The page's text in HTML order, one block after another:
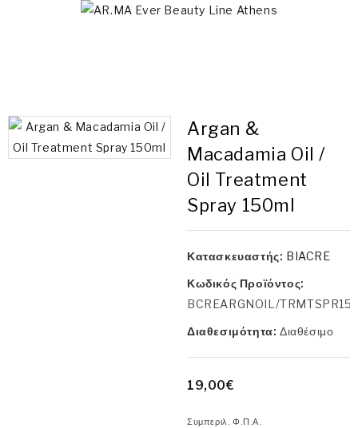
Argan &
Macadamia Oil /
Oil Treatment
Spray 150ml
Κατασκευαστής: BIACRE
Κωδικός Προϊόντος:
BCREARGNOIL/
Διαθεσιμότητα: Διαθέσιμο
19,00€
Συμπεριλ. Φ.Π.Α.